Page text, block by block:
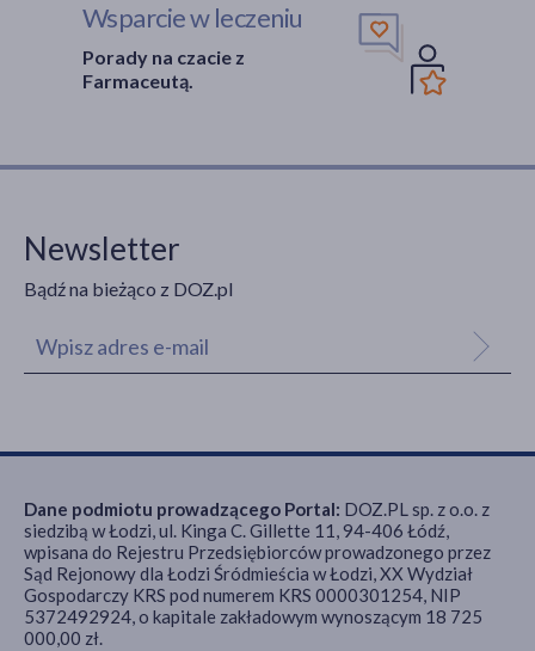
Wsparcie w leczeniu
Porady na czacie z
Farmaceutą.
Newsletter
Bądź na bieżąco z DOZ.pl
Dane podmiotu prowadzącego Portal: DOZ.PL sp. z o.o. z
siedzibą w Łodzi, ul. Kinga C. Gillette 11, 94-406 Łódź,
wpisana do Rejestru Przedsiębiorców prowadzonego przez
Sąd Rejonowy dla Łodzi Śródmieścia w Łodzi, XX Wydział
Gospodarczy KRS pod numerem KRS 0000301254, NIP
5372492924, o kapitale zakładowym wynoszącym 18 725
000,00 zł.